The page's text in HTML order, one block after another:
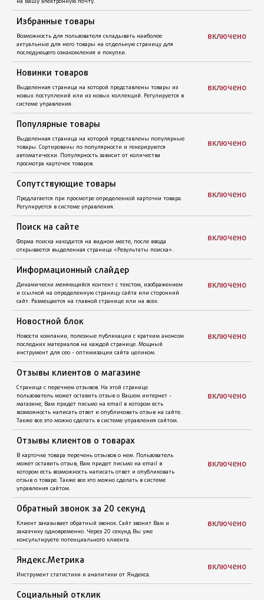
Возможность пользователем редактировать количество и
ассортимент выбранного товара для покупки.
Оформление заказа
приходит Вам на почту: ФИО, телефон, email, способ
доставки, выбранный ассортимент и количество товара.
Удобная навигация по сайту
Создание кнопок (ссылок) меню, сортировка в необходимом
порядке.
Интерактивная карта в контактах
Отображается на страницах с контактами. Использование
Форма обратной связи
Пользователь заполняет форму - запрос и сайт отправляет ее
на Вашу электронную почту.
Избранные товары
Возможность для пользователя складывать наиболее
актуальные для него товары на отдельную страницу для
последующего ознакомления и покупки.
включено
Новинки товаров
Выделенная страница на которой представлены товары из
системе управления.
включено
Популярные товары
Выделенная страница на которой представлены популярные
товары. Сортированы по популярности и генерируются
автоматически. Популярность зависит от количества
включено
Сопутствующие товары
Регулируется в системе управления.
включено
Поиск на сайте
Форма поиска находится на видном месте, после ввода
открывается выделенная страница «Результаты поиска».
включено
Информационный слайдер
включено
включено
включено
включено
включено
включено